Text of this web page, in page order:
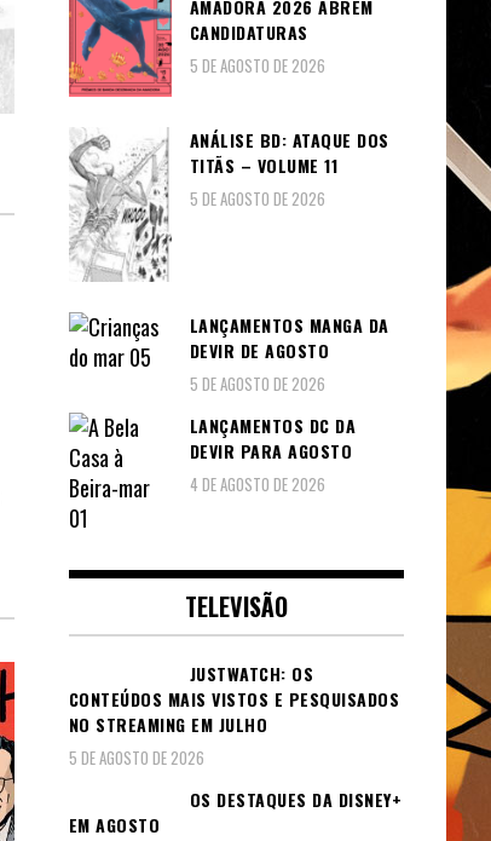
AMADORA 2026 ABREM
CANDIDATURAS
5 DE AGOSTO DE 2026
ANÁLISE BD: ATAQUE DOS
TITÃS – VOLUME 11
5 DE AGOSTO DE 2026
LANÇAMENTOS MANGA DA
DEVIR DE AGOSTO
5 DE AGOSTO DE 2026
LANÇAMENTOS DC DA
DEVIR PARA AGOSTO
4 DE AGOSTO DE 2026
TELEVISÃO
JUSTWATCH: OS
CONTEÚDOS MAIS VISTOS E PESQUISADOS
NO STREAMING EM JULHO
5 DE AGOSTO DE 2026
OS DESTAQUES DA DISNEY+
EM AGOSTO